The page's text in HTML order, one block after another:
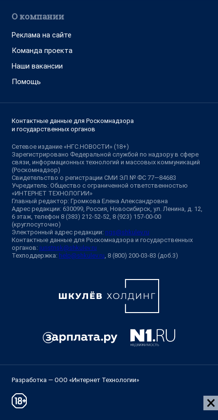
О компании
Реклама на сайте
Команда проекта
Наши вакансии
Помощь
Контактные данные для Роскомнадзора
и государственных органов
Сетевое издание «НГС.НОВОСТИ» (18+)
Зарегистрировано Федеральной службой по надзору в сфере
связи, информационных технологий и массовых коммуникаций
(Роскомнадзор)
Свидетельство о регистрации СМИ ЭЛ № ФС 77—84683
Учредитель: Общество с ограниченной ответственностью
«ИНТЕРНЕТ ТЕХНОЛОГИИ»
Главный редактор: Громкова Елена Александровна
Адрес редакции: 630099, Россия, Новосибирск, ул. Ленина, д. 12,
6 этаж, телефон 8 (383) 212-52-52, 8 (923) 157-00-00
(круглосуточно)
Электронный адрес редакции: ngs@shkulev.ru
Контактные данные для Роскомнадзора и государственных
органов: juristnsk@shkulev.ru
Техподдержка: help@shkulev.ru , 8 (800) 200-03-83 (доб.3)
Разработка — ООО «Интернет Технологии»